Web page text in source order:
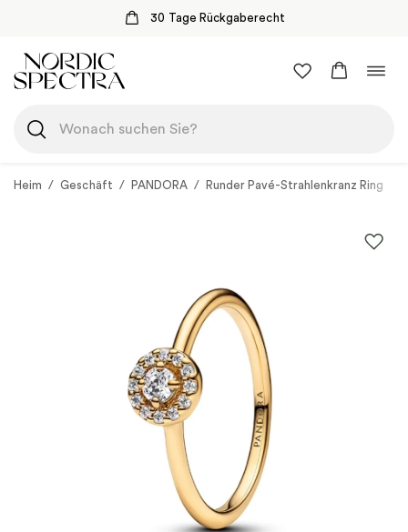
30 Tage Rückgaberecht
Inhalt
springen
Heim / Geschäft / PANDORA / Runder Pavé-Strahlenkranz Ring